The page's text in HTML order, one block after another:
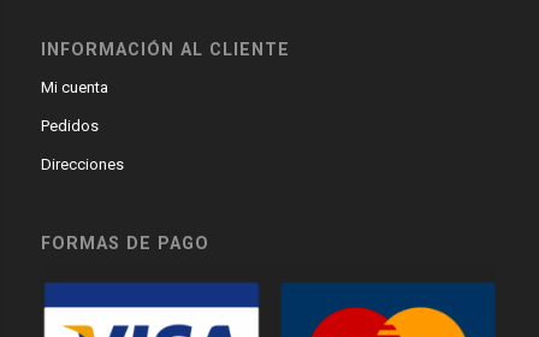
INFORMACIÓN AL CLIENTE
Mi cuenta
Pedidos
Direcciones
FORMAS DE PAGO